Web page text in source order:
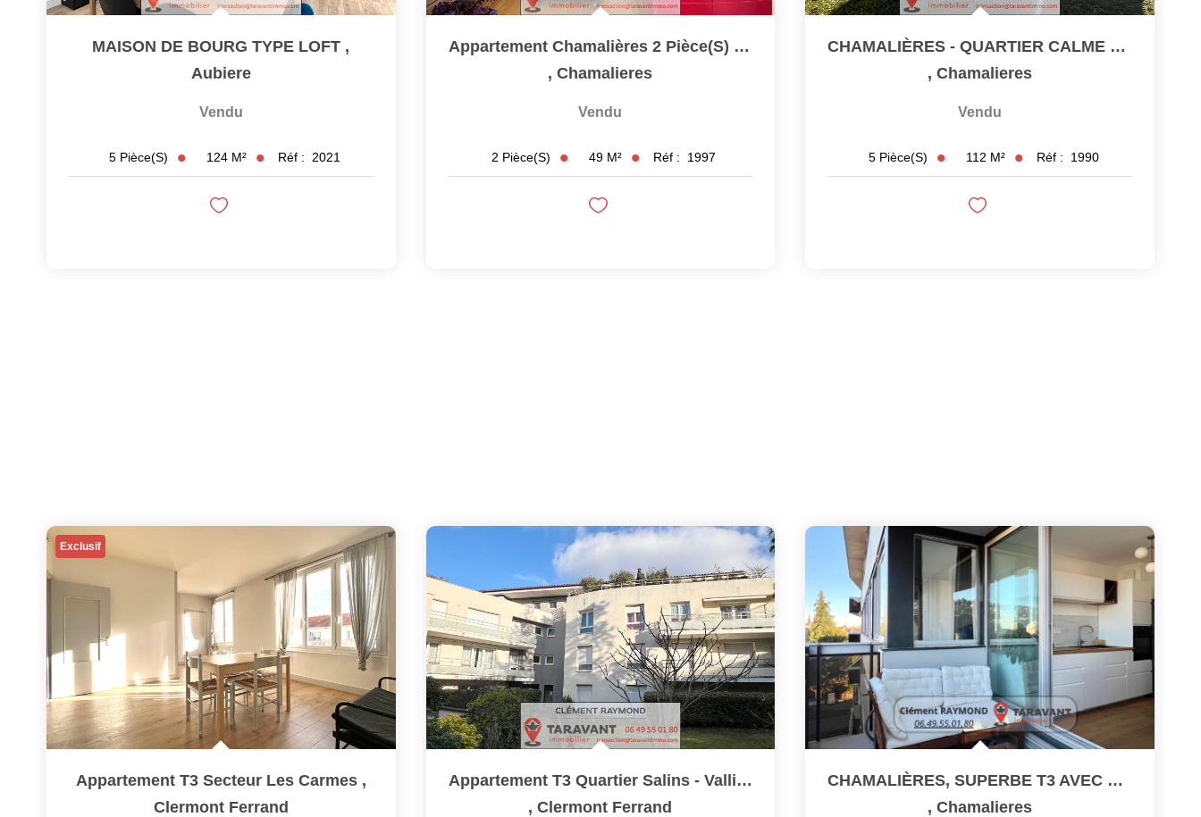
MAISON DE BOURG TYPE LOFT ,
Aubiere
Vendu
5 Pièce(s) 124 M² Réf : 2021
Appartement Chamalières 2 Pièce(s) 49 M2
,Chamalieres
Vendu
2 Pièce(s) 49 M² Réf : 1997
CHAMALIÈRES - QUARTIER CALME ET RÉSIDENTIEL
,Chamalieres
Vendu
5 Pièce(s) 112 M² Réf : 1990
Exclusif
Appartement T3 Secteur Les Carmes ,
Clermont Ferrand
Appartement T3 Quartier Salins - Vallières
,Clermont Ferrand
CHAMALIÈRES, SUPERBE T3 AVEC VUE, BALCON / TERRASSE ET...
,Chamalieres